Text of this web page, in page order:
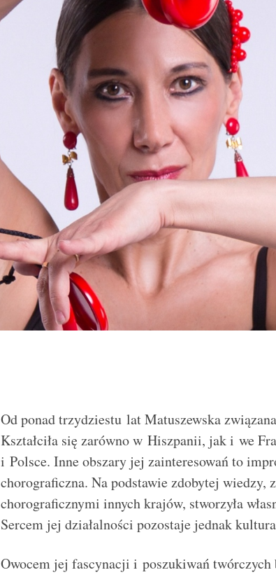
Od ponad trzydziestu lat Matuszewska
Kształciła się zarówno w Hiszpanii, jak i we
i Polsce. Inne obszary jej zainteresowań to
chorograficzna. Na podstawie zdobytej wiedzy,
chorograficznymi innych krajów, stworzyła
Sercem jej działalności pozostaje jednak
Owocem jej fascynacji i poszukiwań twórczych